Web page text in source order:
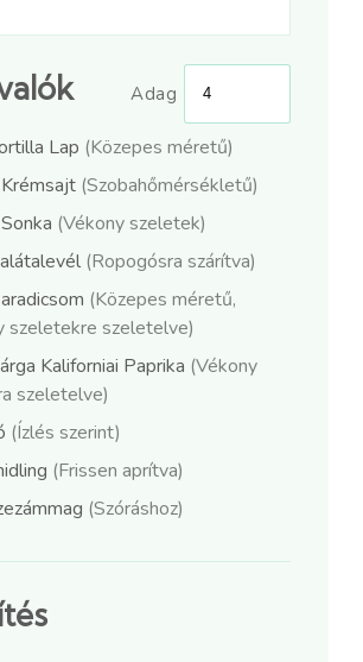
Adag
Lap (Közepes méretű)
Krémsajt (Szobahőmérsékletű)
Sonka (Vékony szeletek)
(Ropogósra szárítva)
(Közepes méretű,
szeletekre szeletelve)
Kaliforniai Paprika (Vékony
szeletelve)
(Ízlés szerint)
(Frissen aprítva)
(Szóráshoz)